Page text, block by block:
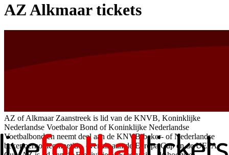
AZ Alkmaar tickets
AZ of Alkmaar Zaanstreek is lid van de KNVB, Koninklijke
Nederlandse Voetbalor Bond of Koninklijke Nederlandse
Voetbalbond en neemt deel aan de KNVB-beker- of Nederlandse
bekertoernooicompetitie, evenals aan de Europa Cup en de UEFA